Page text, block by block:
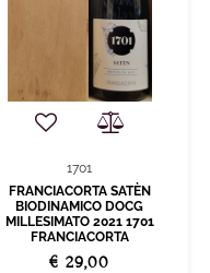
1701
FRANCIACORTA SATÈN
BIODINAMICO DOCG
MILLESIMATO 2021 1701
FRANCIACORTA
€ 29,00